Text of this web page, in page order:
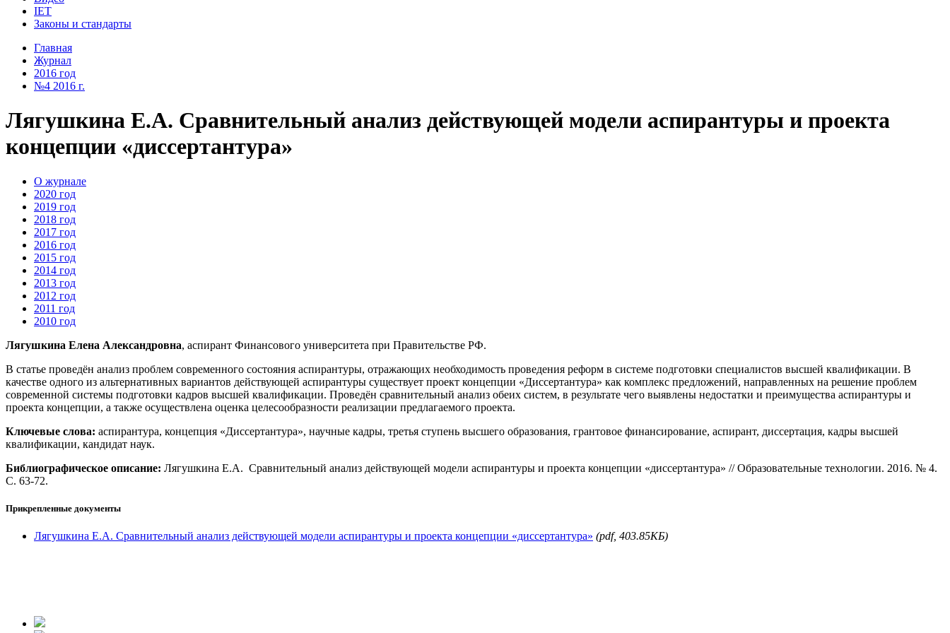
IET
Законы и стандарты
Главная
Журнал
2016 год
№4 2016 г.
Лягушкина Е.А. Сравнительный анализ действующей модели аспирантуры и проекта
концепции «диссертантура»
О журнале
2020 год
2019 год
2018 год
2017 год
2016 год
2015 год
2014 год
2013 год
2012 год
2011 год
2010 год
Лягушкина Елена Александровна, аспирант Финансового университета при Правительстве РФ.
В статье проведён анализ проблем современного состояния аспирантуры, отражающих необходимость проведения реформ в системе подготовки специалистов высшей квалификации. В
качестве одного из альтернативных вариантов действующей аспирантуры существует проект концепции «Диссертантура» как комплекс предложений, направленных на решение проблем
современной системы подготовки кадров высшей квалификации. Проведён сравнительный анализ обеих систем, в результате чего выявлены недостатки и преимущества аспирантуры и
проекта концепции, а также осуществлена оценка целесообразности реализации предлагаемого проекта.
Ключевые слова: аспирантура, концепция «Диссертантура», научные кадры, третья ступень высшего образования, грантовое финансирование, аспирант, диссертация, кадры высшей
квалификации, кандидат наук.
Библиографическое описание: Лягушкина Е.А. Сравнительный анализ действующей модели аспирантуры и проекта концепции «диссертантура» // Образовательные технологии. 2016. № 4.
С. 63-72.
Прикрепленные документы
Лягушкина Е.А. Сравнительный анализ действующей модели аспирантуры и проекта концепции «диссертантура» (pdf, 403.85КБ)